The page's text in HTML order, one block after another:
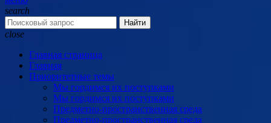
search
Найти
close
Главная страница
Главная
Приоритетные темы
Мы гордимся их поступками
Мы гордимся их поступками
Предметно-пространственная среда
Предметно-пространственная среда